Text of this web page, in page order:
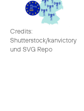
Credits:
Shutterstock/kanvictory
und SVG Repo